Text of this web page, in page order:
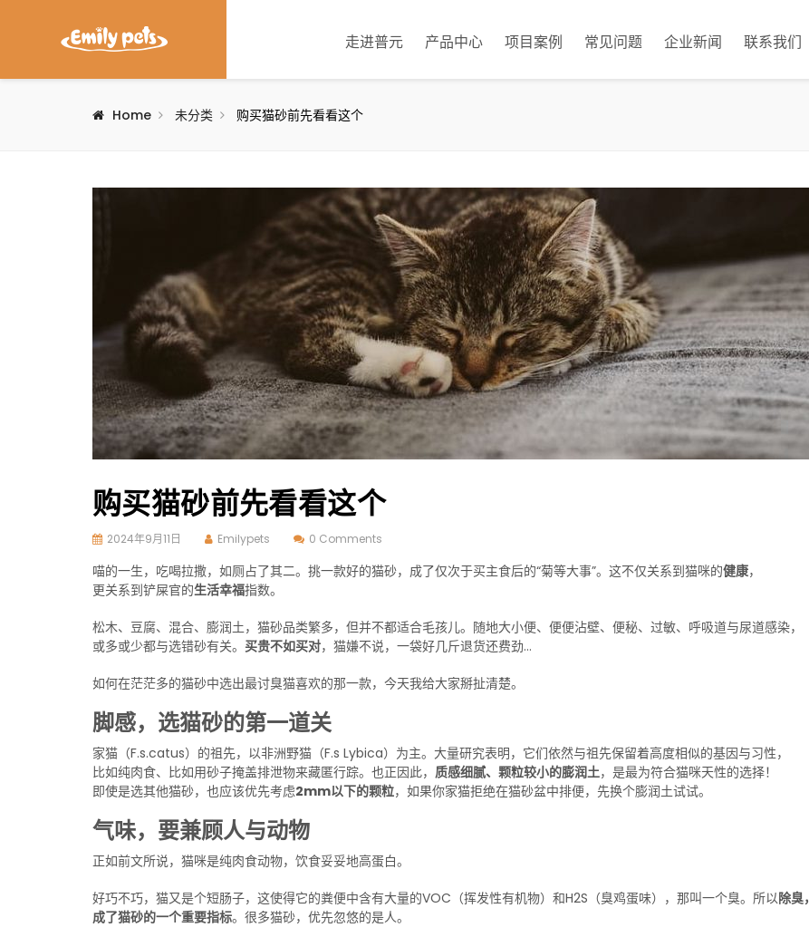
走进普元 产品中心 项目案例 常见问题 企业新闻 联系我们
Home 未分类 购买猫砂前先看看这个
购买猫砂前先看看这个
2024年9月11日 Emilypets 0 Comments
喵的一生，吃喝拉撒，如厕占了其二。挑一款好的猫砂，成了仅次于买主食后的“菊等大事”。这不仅关系到猫咪的健康，
更关系到铲屎官的生活幸福指数。
松木、豆腐、混合、膨润土，猫砂品类繁多，但并不都适合毛孩儿。随地大小便、便便沾壁、便秘、过敏、呼吸道与尿道感染，
或多或少都与选错砂有关。 买贵不如买对，猫嫌不说，一袋好几斤退货还费劲…
如何在茫茫多的猫砂中选出最讨臭猫喜欢的那一款，今天我给大家掰扯清楚。
脚感，选猫砂的第一道关
家猫（F.s.catus）的祖先，以非洲野猫（F.s Lybica）为主。大量研究表明，它们依然与祖先保留着高度相似的基因与习性，
比如纯肉食、比如用砂子掩盖排泄物来藏匿行踪。也正因此， 质感细腻、颗粒较小的膨润土，是最为符合猫咪天性的选择！
即使是选其他猫砂，也应该优先考虑2mm以下的颗粒，如果你家猫拒绝在猫砂盆中排便，先换个膨润土试试。
气味，要兼顾人与动物
正如前文所说，猫咪是纯肉食动物，饮食妥妥地高蛋白。
好巧不巧，猫又是个短肠子，这使得它的粪便中含有大量的VOC（挥发性有机物）和H2S（臭鸡蛋味），那叫一个臭。所以除臭，
成了猫砂的一个重要指标。很多猫砂，优先忽悠的是人。